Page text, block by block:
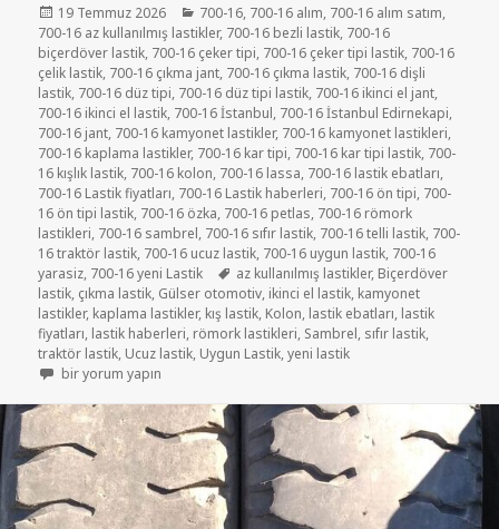
Yayın
tarihi
19 Temmuz 2026 Kategoriler
700-16, 700-16 alım, 700-16 alım satım,
700-16 az kullanılmış lastikler, 700-16 bezli lastik, 700-16
biçerdöver lastik, 700-16 çeker tipi, 700-16 çeker tipi lastik, 700-16
çelik lastik, 700-16 çıkma jant, 700-16 çıkma lastik, 700-16 dişli
lastik, 700-16 düz tipi, 700-16 düz tipi lastik, 700-16 ikinci el jant,
700-16 ikinci el lastik, 700-16 İstanbul, 700-16 İstanbul Edirnekapi,
700-16 jant, 700-16 kamyonet lastikler, 700-16 kamyonet lastikleri,
700-16 kaplama lastikler, 700-16 kar tipi, 700-16 kar tipi lastik, 700-
16 kışlık lastik, 700-16 kolon, 700-16 lassa, 700-16 lastik ebatları,
700-16 Lastik fiyatları, 700-16 Lastik haberleri, 700-16 ön tipi, 700-
16 ön tipi lastik, 700-16 özka, 700-16 petlas, 700-16 römork
lastikleri, 700-16 sambrel, 700-16 sıfır lastik, 700-16 telli lastik, 700-
16 traktör lastik, 700-16 ucuz lastik, 700-16 uygun lastik, 700-16
yarasiz, 700-16 yeni Lastik Etiketler
az kullanılmış lastikler, Biçerdöver
lastik, çıkma lastik, Gülser otomotiv, ikinci el lastik, kamyonet
lastikler, kaplama lastikler, kış lastik, Kolon, lastik ebatları, lastik
fiyatları, lastik haberleri, römork lastikleri, Sambrel, sıfır lastik,
traktör lastik, Ucuz lastik, Uygun Lastik,yeni lastik
SATILIK 700-16 İKİNCİ EL ÇIKMA RÖMORK LASTİKLER için
bir yorum yapın